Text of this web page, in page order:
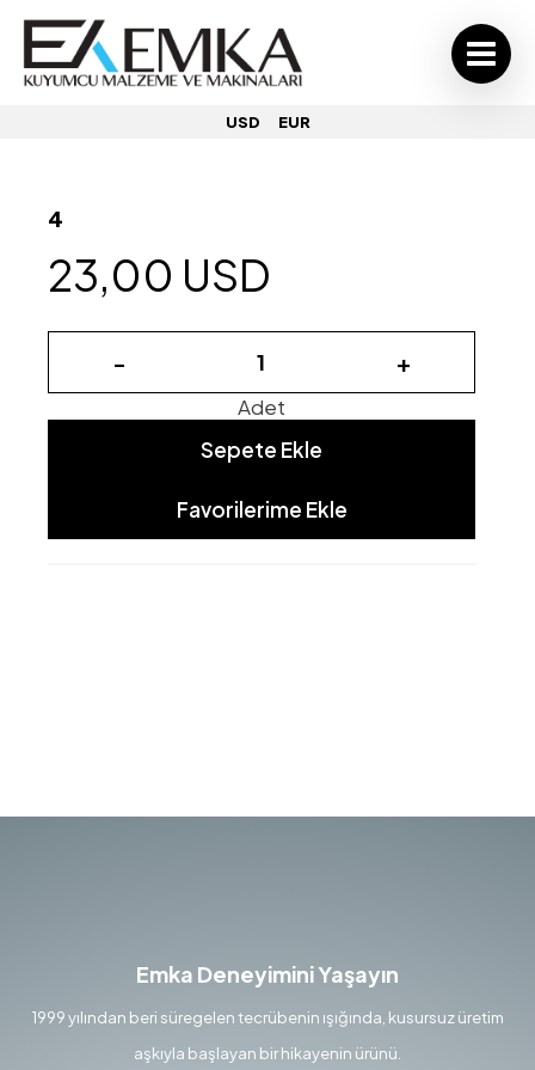
USD EUR
4
23,00 USD
- +
Adet
Sepete Ekle
Favorilerime Ekle
Emka Deneyimini Yaşayın
1999 yılından beri süregelen tecrübenin ışığında, kusursuz üretim
aşkıyla başlayan bir hikayenin ürünü.